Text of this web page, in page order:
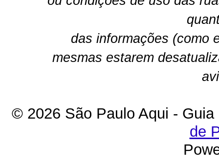
das informações (como
mesmas estarem
© 2026 São Paulo Aqui -
de